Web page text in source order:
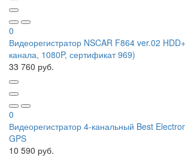
0
Видеорегистратор NSCAR F864 ver.02
канала, 1080P, сертификат 969)
33 760 руб.
0
Видеорегистратор 4-канальный Best
GPS
10 590 руб.